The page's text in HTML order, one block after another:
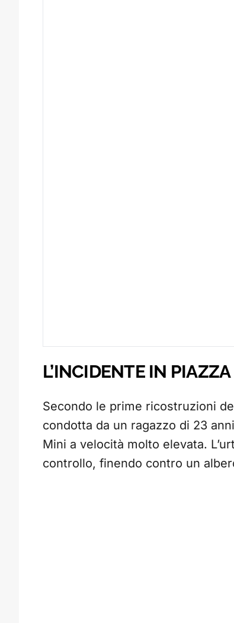
L’INCIDENTE IN
Secondo le prime ricostruzioni
condotta da un ragazzo di 23
Mini a velocità molto elevata.
controllo, finendo contro un